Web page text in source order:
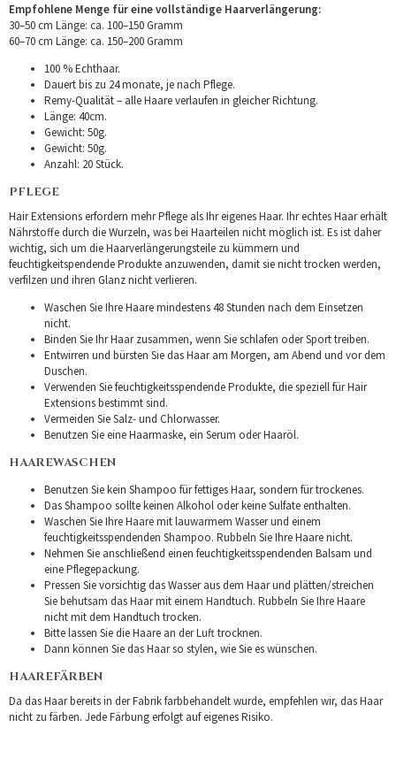
Empfohlene Menge für eine vollständige Haarverlängerung:
30–50 cm Länge: ca. 100–150 Gramm
60–70 cm Länge: ca. 150–200 Gramm
100 % Echthaar.
Dauert bis zu 24 monate, je nach Pflege.
Remy-Qualität – alle Haare verlaufen in gleicher Richtung.
Länge: 40cm.
Gewicht: 50g.
Gewicht: 50g.
Anzahl: 20 Stück.
PFLEGE
Hair Extensions erfordern mehr Pflege als Ihr eigenes Haar. Ihr echtes Haar erhält
Nährstoffe durch die Wurzeln, was bei Haarteilen nicht möglich ist. Es ist daher
wichtig, sich um die Haarverlängerungsteile zu kümmern und
feuchtigkeitspendende Produkte anzuwenden, damit sie nicht trocken werden,
verfilzen und ihren Glanz nicht verlieren.
Waschen Sie Ihre Haare mindestens 48 Stunden nach dem Einsetzen
nicht.
Binden Sie Ihr Haar zusammen, wenn Sie schlafen oder Sport treiben.
Entwirren und bürsten Sie das Haar am Morgen, am Abend und vor dem
Duschen.
Verwenden Sie feuchtigkeitsspendende Produkte, die speziell für Hair
Extensions bestimmt sind.
Vermeiden Sie Salz- und Chlorwasser.
Benutzen Sie eine Haarmaske, ein Serum oder Haaröl.
HAAREWASCHEN
Benutzen Sie kein Shampoo für fettiges Haar, sondern für trockenes.
Das Shampoo sollte keinen Alkohol oder keine Sulfate enthalten.
Waschen Sie Ihre Haare mit lauwarmem Wasser und einem
feuchtigkeitsspendenden Shampoo. Rubbeln Sie Ihre Haare nicht.
Nehmen Sie anschließend einen feuchtigkeitsspendenden Balsam und
eine Pflegepackung.
Pressen Sie vorsichtig das Wasser aus dem Haar und plätten/streichen
Sie behutsam das Haar mit einem Handtuch. Rubbeln Sie Ihre Haare
nicht mit dem Handtuch trocken.
Bitte lassen Sie die Haare an der Luft trocknen.
Dann können Sie das Haar so stylen, wie Sie es wünschen.
HAAREFÄRBEN
Da das Haar bereits in der Fabrik farbbehandelt wurde, empfehlen wir, das Haar
nicht zu färben. Jede Färbung erfolgt auf eigenes Risiko.